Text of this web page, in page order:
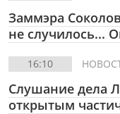
Заммэра
не случилось...
16:10
Слушание дела
открытым